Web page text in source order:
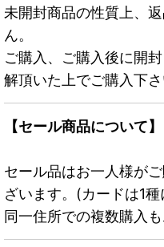
未開封商品の性質上、
ん。
ご購入、ご購入後に開
解頂いた上でご購入下さ
【セール商品について】
セール品はお一人様が
ざいます。(カードは1
同一住所での複数購入